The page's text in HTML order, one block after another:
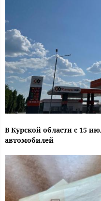
В Курской области с 15
автомобилей